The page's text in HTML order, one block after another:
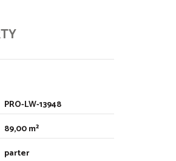
PRO-LW-13948
89,00 m²
parter